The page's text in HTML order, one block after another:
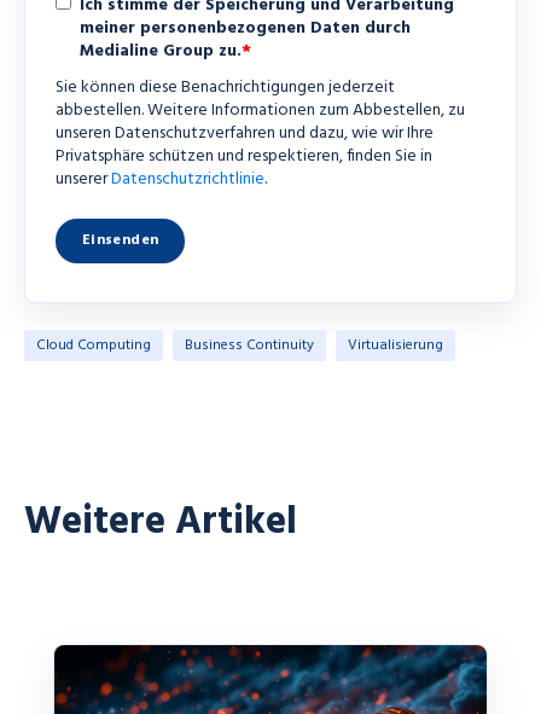
Ich stimme der Speicherung und Verarbeitung
meiner personenbezogenen Daten durch
Medialine Group zu.*
Sie können diese Benachrichtigungen jederzeit
abbestellen. Weitere Informationen zum Abbestellen, zu
unseren Datenschutzverfahren und dazu, wie wir Ihre
Privatsphäre schützen und respektieren, finden Sie in
unsererDatenschutzrichtlinie.
Cloud Computing Business Continuity Virtualisierung
Weitere Artikel